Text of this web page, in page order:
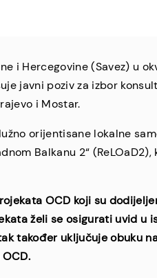
i Hercegovine (Savez) u
javni poziv za izbor
i Mostar.
orijentisane lokalne
Balkanu 2“
OCD koji su
želi se osigurati uvid
također uključuje obuku